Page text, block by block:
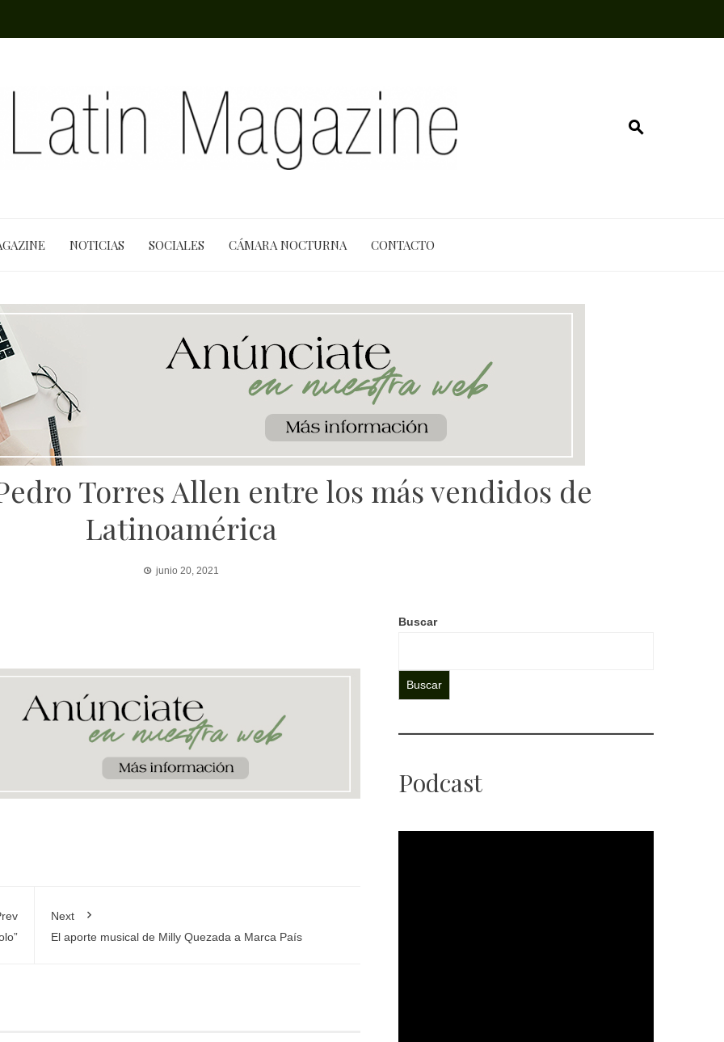
NOTICIAS SOCIALES CÁMARA NOCTURNA CONTACTO
Torres Allen entre los más vendidos de
Latinoamérica
junio 20, 2021
Next
El aporte musical de Milly Quezada a Marca País
Buscar
Buscar
Podcast